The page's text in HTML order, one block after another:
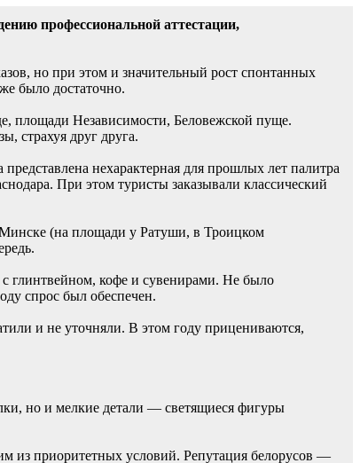
профессиональной аттестации,
но при этом и значительный рост спонтанных
было достаточно.
площади Независимости, Беловежской пуще.
страхуя друг друга.
нехарактерная для прошлых лет палитра
При этом туристы заказывали классический
Минске (на площади у Ратуши, в Троицком
глинтвейном, кофе и сувенирами. Не было
спрос был обеспечен.
и не уточняли. В этом году прицениваются,
но и мелкие детали — светящиеся фигуры
из приоритетных условий. Репутация белорусов —